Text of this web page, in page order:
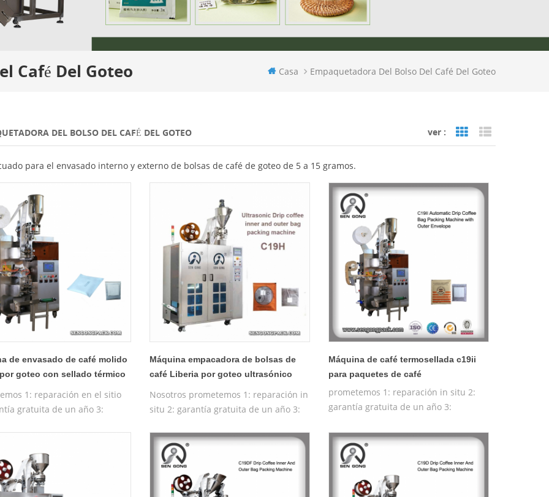
Café Del Goteo Casa Empaquetadora Del Bolso Del Café Del Goteo
DEL BOLSO DEL CAFÉ DEL GOTEO ver : Grid View
para el envasado interno y externo de bolsas de café de goteo de 5 a 15 gramos.
de envasado de café molido
goteo con sellado térmico
1: reparación en el sitio
gratuita de un año 3:
gratuita
Máquina empacadora de bolsas de
café Liberia por goteo ultrasónico
Nosotros prometemos 1: reparación in
situ 2: garantía gratuita de un año 3:
formación gratuita sobre el
funcionamiento de la máquina
Máquina de café termosellada c19ii
para paquetes de café
prometemos 1: reparación in situ 2:
garantía gratuita de un año 3:
entrenamiento gratuito de la máquina
operadora